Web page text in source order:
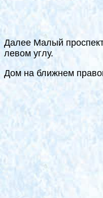
Далее Малый
левом углу.
Дом на ближнем